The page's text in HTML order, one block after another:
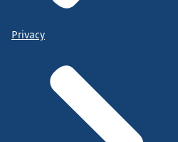
Privacy